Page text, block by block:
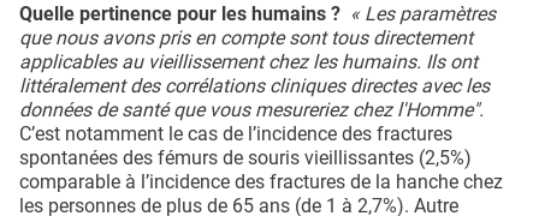
Quelle pertinence pour les humains ? « Les paramètres
que nous avons pris en compte sont tous directement
applicables au vieillissement chez les humains. Ils ont
littéralement des corrélations cliniques directes avec les
données de santé que vous mesureriez chez l'Homme".
C’est notamment le cas de l’incidence des fractures
spontanées des fémurs de souris vieillissantes (2,5%)
comparable à l’incidence des fractures de la hanche chez
les personnes de plus de 65 ans (de 1 à 2,7%). Autre